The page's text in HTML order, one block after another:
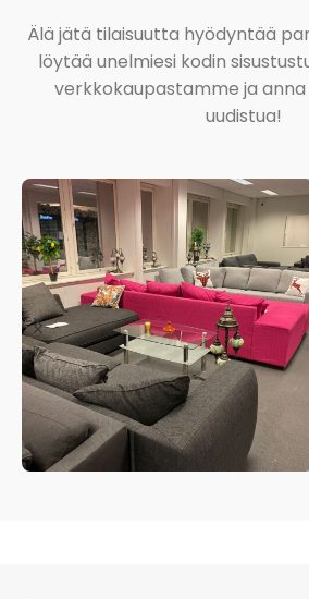
Älä jätä tilaisuutta hyödyntää
löytää unelmiesi kodin
verkkokaupastamme ja
uudistua!